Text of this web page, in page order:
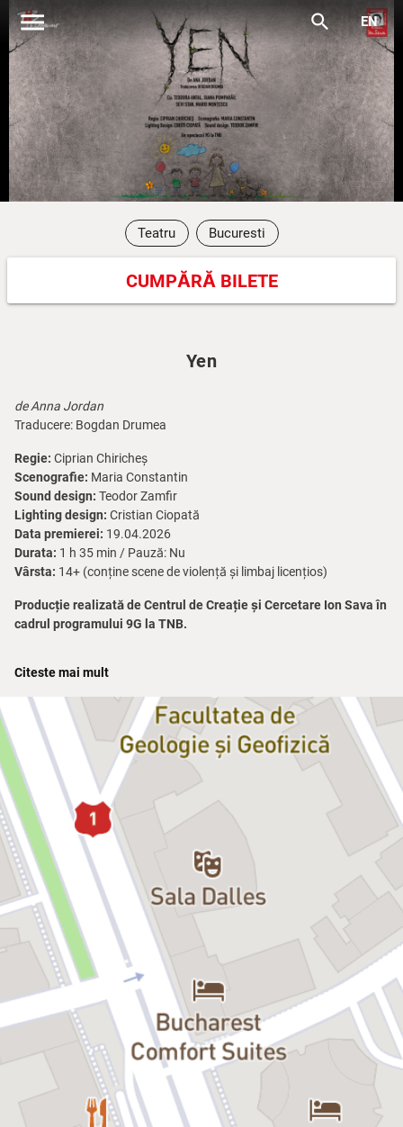
menu search EN
Teatru Bucuresti
CUMPĂRĂ BILETE
Yen
de Anna Jordan
Traducere: Bogdan Drumea
Regie: Ciprian Chiricheș
Scenografie: Maria Constantin
Sound design: Teodor Zamfir
Lighting design: Cristian Ciopată
Data premierei: 19.04.2026
Durata: 1 h 35 min / Pauză: Nu
Vârsta: 14+ (conține scene de violență și limbaj licențios)
Producție realizată de Centrul de Creație și Cercetare Ion Sava în
cadrul programului 9G la TNB.
a doi frați care supraviețuiesc aproape singuri într-o suburbie, cu o
mamă incapabilă să le ofere grija de care un copil are nevoie.
Împreună, printre altercații și violențe, cei doi adolescenți încearcă
să descopere cum se simte și se exprimă afecțiunea – și prima
dragoste – în lipsa unui model părintesc.
Cât din abilitățile noastre sociale sunt înnăscute și cât sunt
dobândite prin mediu și prin educația primită? Este o dilemă
îndelung dezbătută și relevantă astăzi, pe care autoarea Anna
Jordan o expune dur, tranșant, dar cu grijă și delicatețe față de
personajele sale.
Yen
este despre maturizare, despre familie și, mai
ales, despre nevoia fundamental umană de a iubi și a fi iubit.
„Ce m-a cucerit de la prima lectură este sinceritatea cu care e
prezentată viața și, în special, speranța. În viață, lucrurile nu sunt ca
în basme, unde Făt-Frumos apare din senin și rezolvă lucrurile. În
realitate, ne dorim de multe ori ceva ce nu putem obține și atunci
sentimentul devine și mai puternic, iar acest simț este foarte bine
expus de autoare, încă din titlul piesei – yen, în japoneză, înseamnă
„a tânji”, „a duce dorul”. A îți dori ceva cu un soi de melancolie ca și
cum știi că nu o să-l obții niciodată, dar tot te încumeți să speri.
Spectacolul pe care l-am pus cap la cap cu echipa are la bază
dorință și speranță. Sper să fie contagioasă și spectatorul să plece,
așa cum îmi place mie să ies din sala de spectacol, schimbat,
Citeste mai mult